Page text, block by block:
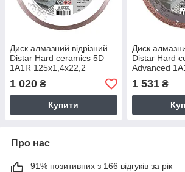
Диск алмазний відрізний
Distar Hard ceramics 5D
1A1R 125x1,4x22,2
кераміка, кварцит,
керамограніт, мармур
1 020 ₴
Купити
Диск
Distar Hard
Advanced
180x1,4x25,4
плитка,
205
1 531₴
Про нас
91% позитивних з 166 відгуків за рік